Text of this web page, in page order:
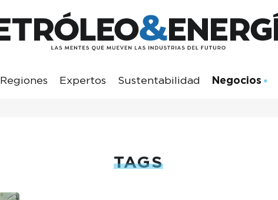
Regiones Expertos Sustentabilidad Negocios
TAGS